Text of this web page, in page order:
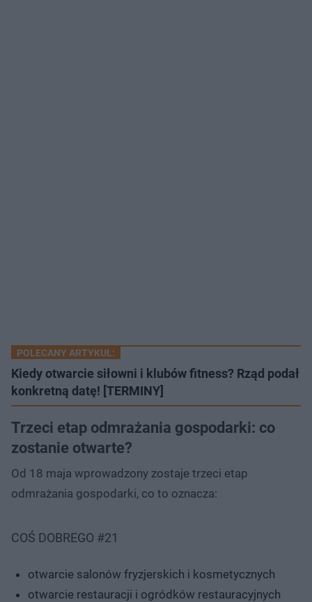
POLECANY ARTYKUŁ:
Kiedy otwarcie siłowni i klubów fitness? Rząd podał
konkretną datę! [TERMINY]
Trzeci etap odmrażania gospodarki: co
zostanie otwarte?
Od 18 maja wprowadzony zostaje trzeci etap
odmrażania gospodarki, co to oznacza:
COŚ DOBREGO #21
otwarcie salonów fryzjerskich i kosmetycznych
otwarcie restauracji i ogródków restauracyjnych